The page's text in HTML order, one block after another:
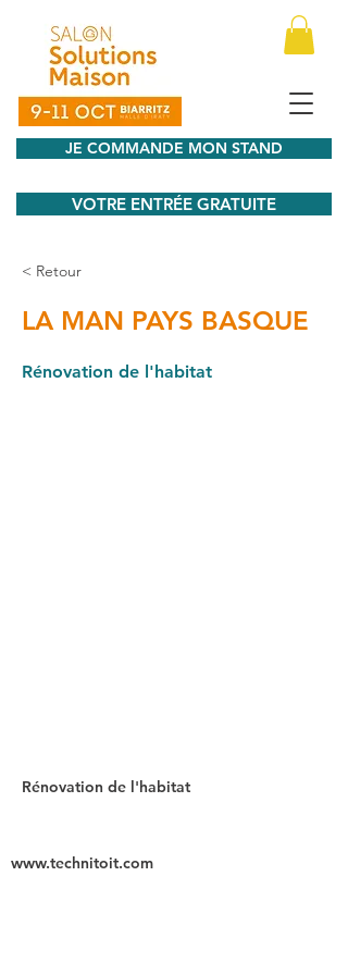
JE COMMANDE MON STAND
VOTRE ENTRÉE GRATUITE
< Retour
LA MAN PAYS BASQUE
Rénovation de l'habitat
Rénovation de l'habitat
www.technitoit.com